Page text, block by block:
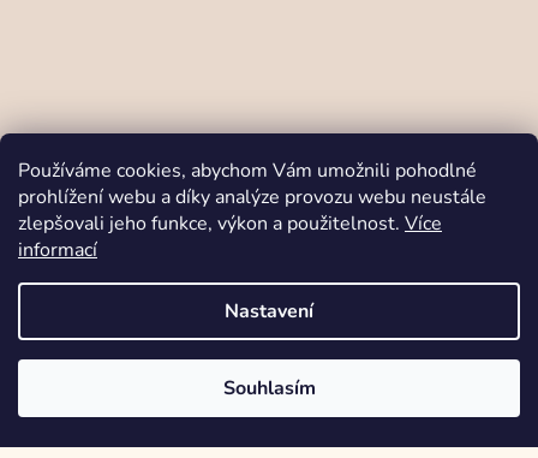
Používáme cookies, abychom Vám umožnili pohodlné
prohlížení webu a díky analýze provozu webu neustále
zlepšovali jeho funkce, výkon a použitelnost. Více
informací
Nastavení
Souhlasím
V srdci Moravy šijeme prémiové oblečení z certifikovaných materiálů
Sledovat na Instagramu
Vytvořil Shoptet
Copyright 2026Babymo.cz. Všechna práva
vyhrazena.Designed and coded byBrandeus